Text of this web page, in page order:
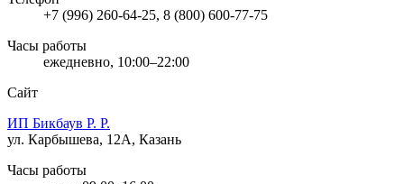
+7 (996) 260-64-25, 8 (800) 600-77-75
Часы работы
ежедневно, 10:00–22:00
Сайт
ИП Бикбаув Р. Р.
ул. Карбышева, 12А, Казань
Часы работы